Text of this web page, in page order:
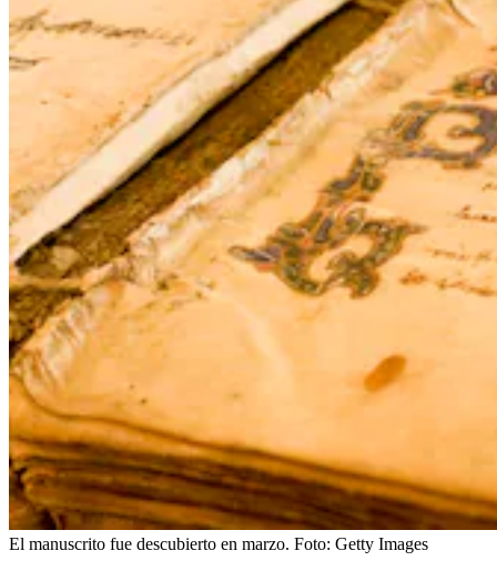
El manuscrito fue descubierto en marzo. Foto: Getty Images